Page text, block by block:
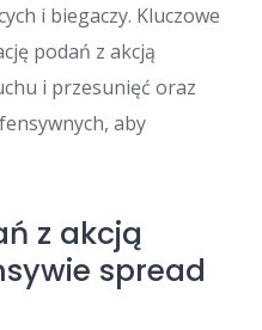
i biegaczy. Kluczowe
podań z akcją
i przesunięć oraz
aby
z akcją
spread